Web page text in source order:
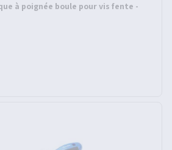
à poignée boule pour vis fente -